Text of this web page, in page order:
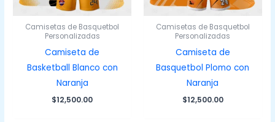
Camisetas de Basquetbol
Personalizadas
Camiseta de
Basketball Blanco con
Naranja
$12,500.00
Camisetas de Basquetbol
Personalizadas
Camiseta de
Basquetbol Plomo con
Naranja
$12,500.00